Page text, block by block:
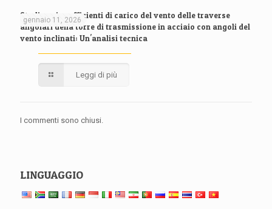
gennaio 11, 2026
Studio sui coefficienti di carico del vento delle traverse
angolari della torre di trasmissione in acciaio con angoli del
vento inclinati: Un'analisi tecnica
Leggi di più
I commenti sono chiusi.
LINGUAGGIO